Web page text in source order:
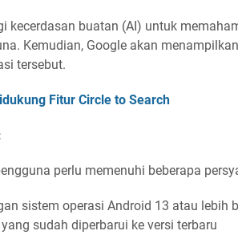
kecerdasan buatan (AI) untuk
Kemudian, Google akan
tersebut.
Fitur Circle to Search
perlu memenuhi beberapa
sistem operasi Android 13 atau lebih
sudah diperbarui ke versi terbaru